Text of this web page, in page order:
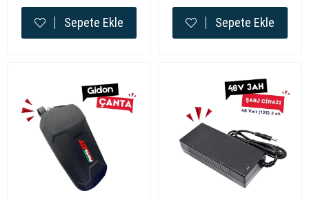
Sepete Ekle Sepete Ekle